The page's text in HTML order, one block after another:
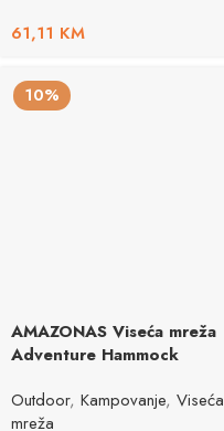
61,11 KM
10%
AMAZONAS Viseća mreža
Adventure Hammock
Outdoor, Kampovanje, Viseća
mreža